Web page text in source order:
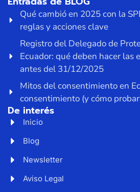
Qué cambió en 2025 con la
reglas y acciones clave
Registro del Delegado de
Ecuador: qué deben hacer las
antes del 31/12/2025
Mitos del consentimiento en
consentimiento (y cómo
De interés
Inicio
Blog
Newsletter
Aviso Legal